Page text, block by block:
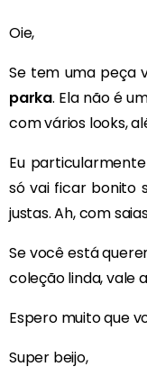
Oie,
Se tem uma peça
parka. Ela não é
com vários looks,
Eu
só vai ficar bonito
justas. Ah, com
Se você está
coleção linda, vale
Espero muito que
Super beijo,